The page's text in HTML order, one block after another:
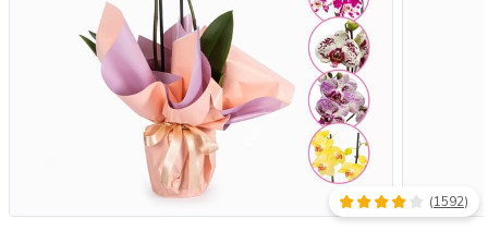
(1592)